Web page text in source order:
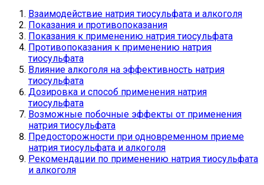
Взаимодействие натрия тиосульфата и алкоголя
Показания и противопоказания
Показания к применению натрия тиосульфата
Противопоказания к применению натрия
тиосульфата
Влияние алкоголя на эффективность натрия
тиосульфата
Дозировка и способ применения натрия
тиосульфата
Возможные побочные эффекты от применения
натрия тиосульфата
Предосторожности при одновременном приеме
натрия тиосульфата и алкоголя
Рекомендации по применению натрия тиосульфата
и алкоголя